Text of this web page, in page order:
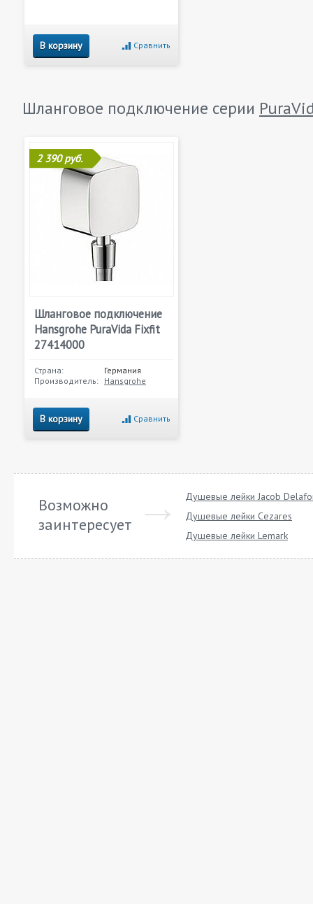
В корзину Сравнить
Шланговое подключение серии
2 390 руб.
Шланговое подключение
Hansgrohe PuraVida Fixfit
27414000
Страна:
Германия
Производитель: Hansgrohe
В корзину Сравнить
Возможно
заинтересует
Душевые лейки Jacob
Душевые лейки Cezares
Душевые лейки Lemark